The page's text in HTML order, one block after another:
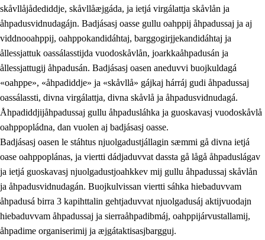
skåvllåjådediddje, skåvllåæjgáda, ja ietjá virgálattja skåvlån ja
åhpadusvidnudagájn. Badjásasj oasse gullu oahppij åhpadussaj ja aj
viddnooahppij, oahppokandidáhtaj, barggogirjjekandidáhtaj ja
ållessjattuk oassálasstijda vuodoskåvlån, joarkkaåhpadusán ja
ållessjattugij åhpadusán. Badjásasj oasen aneduvvi buojkuldagá
«oahppe», «åhpadiddje» ja «skåvllå» gájkaj hárráj gudi åhpadussaj
oassálassti, divna virgálattja, divna skåvlå ja åhpadusvidnudagá.
Åhpadiddjijåhpadussaj gullu åhpadusláhka ja guoskavasj vuodoskåvlå
oahppopládna, dan vuolen aj badjásasj oasse.
Badjásasj oasen le stáhtus njuolgadustjállagin sæmmi gå divna ietjá
oase oahppoplánas, ja viertti dádjaduvvat dassta gå lågå åhpaduslágav
ja ietjá guoskavasj njuolgadustjoahkkev mij gullu åhpadussaj skåvlån
ja åhpadusvidnudagán. Buojkulvissan viertti sáhka hiebaduvvam
åhpadusá birra 3 kapihttalin gehtjaduvvat njuolgadusáj aktijvuodajn
hiebaduvvam åhpadussaj ja sierraåhpadibmáj, oahppijárvustallamij,
åhpadime organiserimij ja æjgátaktisasjbargguj.